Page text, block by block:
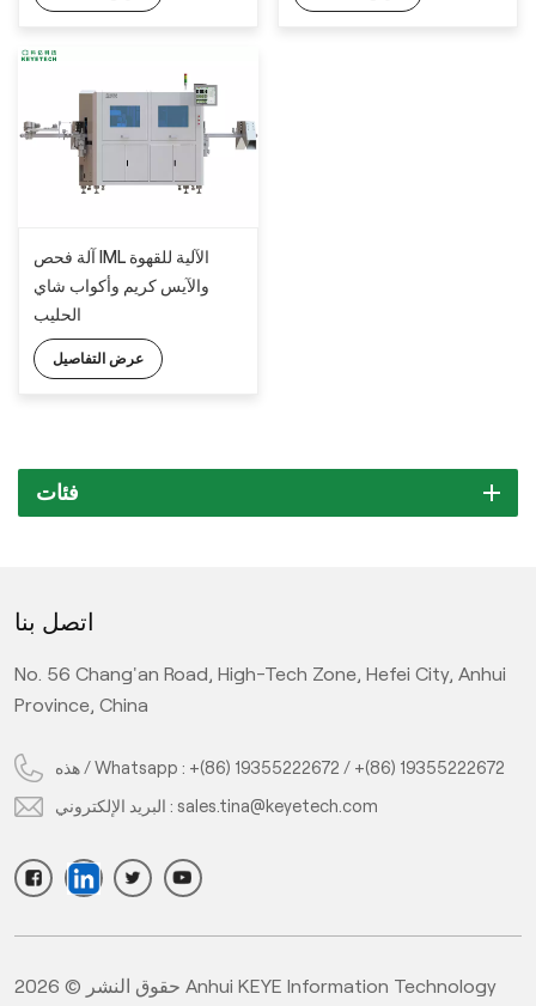
آلة فحص IML الآلية للقهوة
والآيس كريم وأكواب شاي
الحليب
عرض التفاصيل
فئات
اتصل بنا
No. 56 Chang'an Road, High-Tech Zone, Hefei City, Anhui
Province, China
هذه / Whatsapp : +(86) 19355222672 / +(86) 19355222672
البريد الإلكتروني :sales.tina@keyetech.com
حقوق النشر © 2026 Anhui KEYE Information Technology